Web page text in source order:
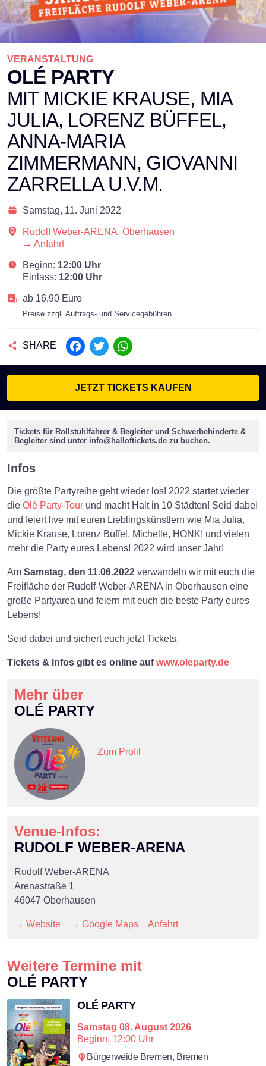
VERANSTALTUNG
OLÉ PARTY
MIT MICKIE KRAUSE, MIA
JULIA, LORENZ BÜFFEL,
ANNA-MARIA
ZIMMERMANN, GIOVANNI
ZARRELLA U.V.M.
Samstag, 11. Juni 2022
Rudolf Weber-ARENA, Oberhausen
→ Anfahrt
Beginn: 12:00 Uhr
Einlass: 12:00 Uhr
ab 16,90 Euro
Preise zzgl. Auftrags- und Servicegebühren
SHARE
Facebook
Twitter
WhatsApp
JETZT TICKETS KAUFEN
Tickets für Rollstuhlfahrer & Begleiter und Schwerbehinderte &
Begleiter sind unter info@halloftickets.de zu buchen.
Infos
Die größte Partyreihe geht wieder los! 2022 startet wieder
die Olé Party-Tour und macht Halt in 10 Städten! Seid dabei
und feiert live mit euren Lieblingskünstlern wie Mia Julia,
Mickie Krause, Lorenz Büffel, Michelle, HONK! und vielen
mehr die Party eures Lebens! 2022 wird unser Jahr!
Am Samstag, den 11.06.2022 verwandeln wir mit euch die
Freifläche der Rudolf-Weber-ARENA in Oberhausen eine
große Partyarea und feiern mit euch die beste Party eures
Lebens!
Seid dabei und sichert euch jetzt Tickets.
Tickets & Infos gibt es online aufwww.oleparty.de
Mehr über
OLÉ PARTY
Zum Profil
Venue-Infos:
RUDOLF WEBER-ARENA
Rudolf Weber-ARENA
Arenastraße 1
46047 Oberhausen
→ Website → Google Maps Anfahrt
Weitere Termine mit
OLÉ PARTY
OLÉ PARTY
Samstag 08. August 2026
Beginn: 12:00 Uhr
Bürgerweide Bremen, Bremen